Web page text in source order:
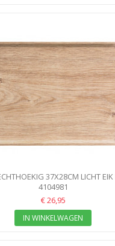
37X28CM LICHT
HOUTTEXTUUR
4104981
€ 26,95
IN WINKELWAGEN